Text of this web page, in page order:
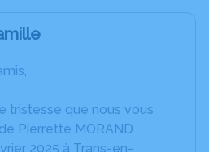
tristesse que nous vous
Pierrette MORAND
2025 à Trans-en-